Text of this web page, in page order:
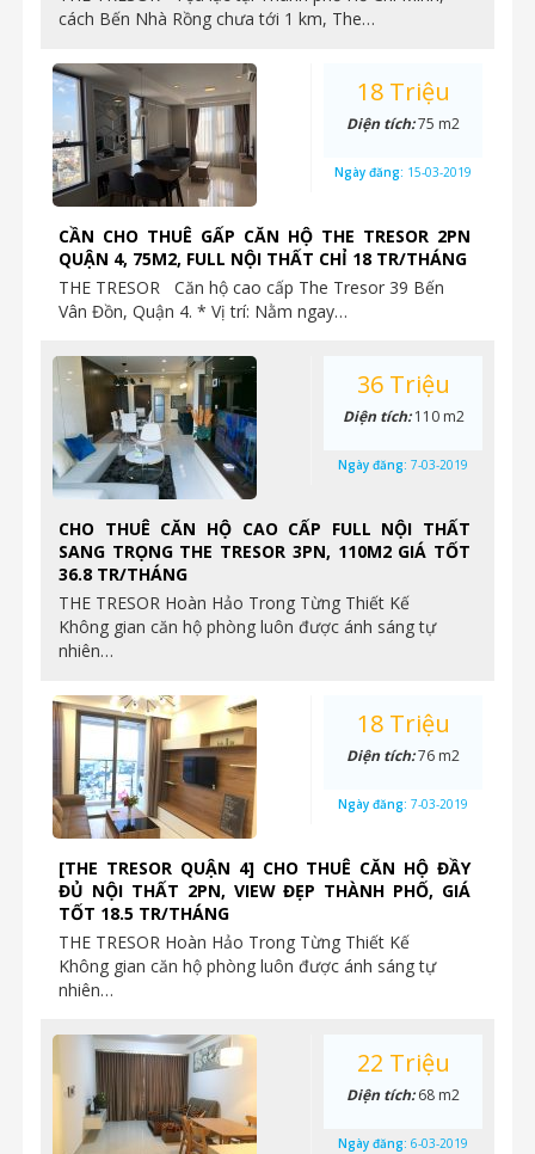
cách Bến Nhà Rồng chưa tới 1 km, The…
CẦN CHO THUÊ GẤP CĂN HỘ THE TRESOR 2PN
QUẬN 4, 75M2, FULL NỘI THẤT CHỈ 18 TR/THÁNG
THE TRESOR Căn hộ cao cấp The Tresor 39 Bến
Vân Đồn, Quận 4. * Vị trí: Nằm ngay…
18 Triệu
Diện tích:75 m2
Ngày đăng: 15-03-2019
CHO THUÊ CĂN HỘ CAO CẤP FULL NỘI THẤT
SANG TRỌNG THE TRESOR 3PN, 110M2 GIÁ TỐT
36.8 TR/THÁNG
THE TRESOR Hoàn Hảo Trong Từng Thiết Kế
Không gian căn hộ phòng luôn được ánh sáng tự
nhiên…
36 Triệu
Diện tích:110 m2
Ngày đăng: 7-03-2019
[THE TRESOR QUẬN 4] CHO THUÊ CĂN HỘ ĐẦY
ĐỦ NỘI THẤT 2PN, VIEW ĐẸP THÀNH PHỐ, GIÁ
TỐT 18.5 TR/THÁNG
THE TRESOR Hoàn Hảo Trong Từng Thiết Kế
Không gian căn hộ phòng luôn được ánh sáng tự
nhiên…
18 Triệu
Diện tích:76 m2
Ngày đăng: 7-03-2019
22 Triệu
Diện tích:68 m2
Ngày đăng: 6-03-2019